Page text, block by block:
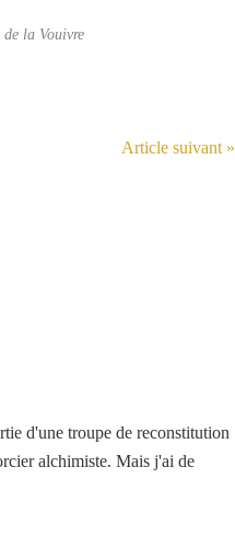
de la Vouivre
Article suivant »
d'une troupe de reconstitution
alchimiste. Mais j'ai de